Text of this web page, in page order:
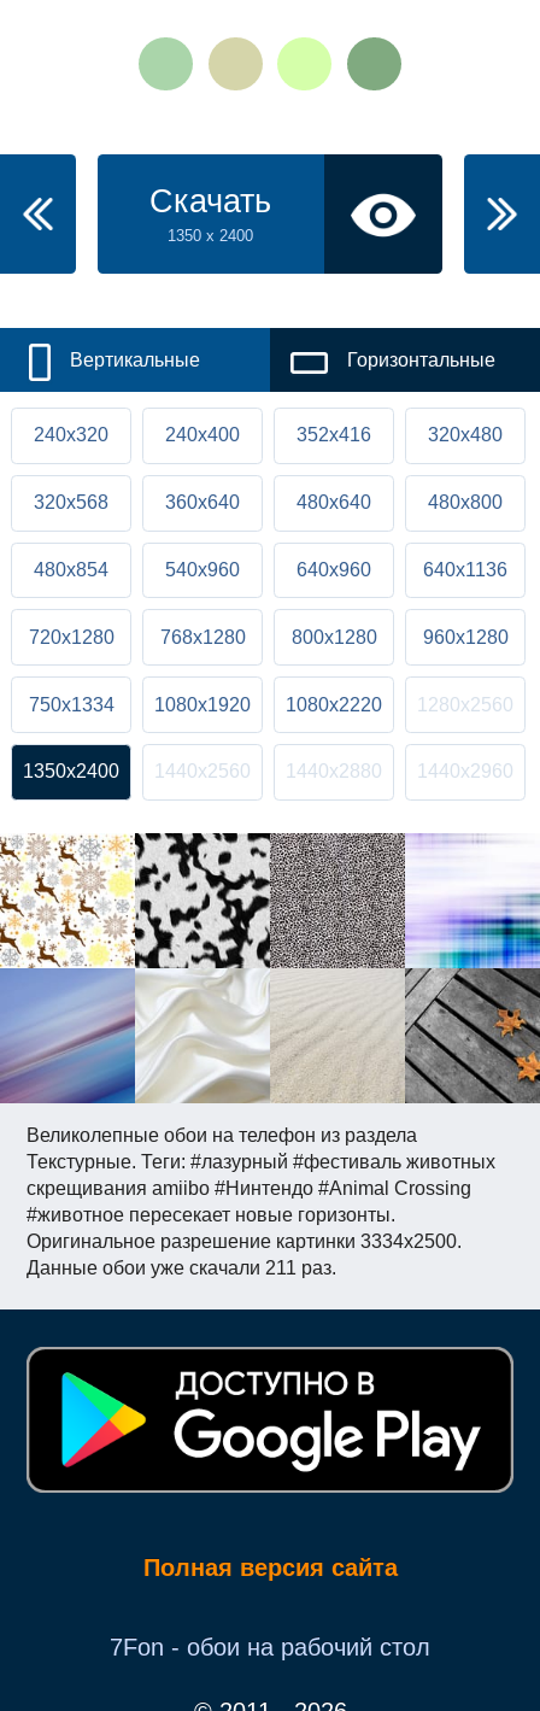
Великолепные обои на телефон из раздела
Текстурные. Теги: #лазурный #фестиваль животных
скрещивания amiibo #Нинтендо #Animal Crossing
#животное пересекает новые горизонты.
Оригинальное разрешение картинки 3334x2500.
Данные обои уже скачали 211 раз.
Скачать
1350 x 2400
Вертикальные Горизонтальные
240x320 240x400 352x416 320x480
320x568 360x640 480x640 480x800
480x854 540x960 640x960 640x1136
720x1280 768x1280 800x1280 960x1280
750x1334 1080x1920 1080x2220 1280x2560
1350x2400 1440x2560 1440x2880 1440x2960
Полная версия сайта
7Fon - обои на рабочий стол